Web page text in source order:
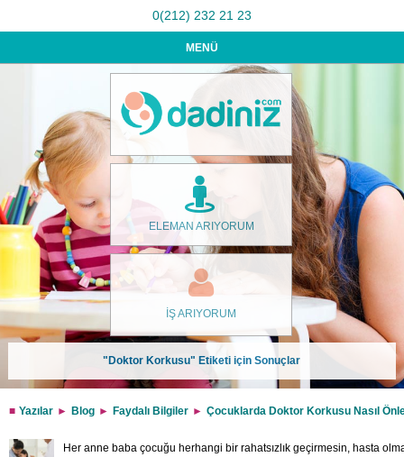
0(212) 232 21 23
MENÜ
ELEMAN ARIYORUM
İŞ ARIYORUM
"Doktor Korkusu" Etiketi için Sonuçlar
Yazılar Blog Faydalı Bilgiler Çocuklarda Doktor Korkusu Nasıl
Her anne baba çocuğu herhangi bir rahatsızlık geçirmesin, hasta